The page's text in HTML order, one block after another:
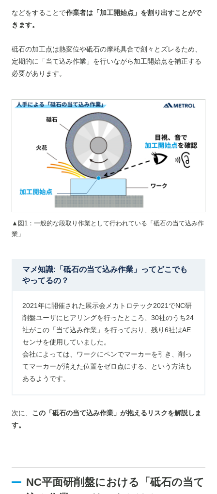
などをすることで作業者は「加工開始点」を割り出すことがで
きます。
砥石の加工点は熱変位や砥石の摩耗具合で刻々とズレるため、
定期的に「当て込み作業」を行いながら加工開始点を補正する
必要があります。
▲図1：一般的な段取り作業として行われている「砥石の当て込み作
業」
マメ知識:「砥石の当て込み作業」ってどこでも
やってるの？
2021年に開催された展示会メカトロテック2021でNC研
削盤ユーザにヒアリングを行ったところ、30社のうち24
社がこの「当て込み作業」を行っており、残り6社はAE
センサを使用していました。
会社によっては、ワークにペンでマーカーを引き、削っ
てマーカーが消えた位置をゼロ点にする、という方法も
あるようです。
次に、 この「砥石の当て込み作業」が抱えるリスクを解説しま
す。
NC平面研削盤における「砥石の当て